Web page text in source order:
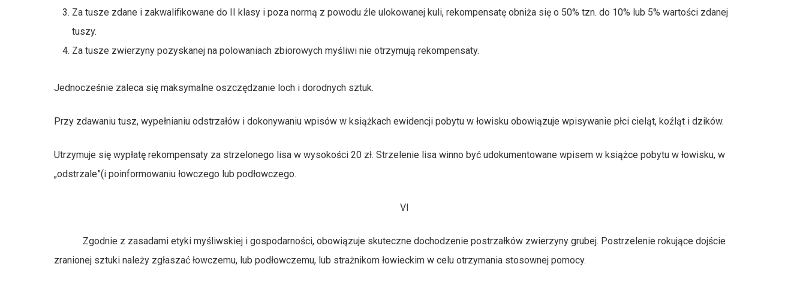
Za tusze zdane i zakwalifikowane do II klasy i poza normą z powodu źle ulokowanej kuli, rekompensatę obniża się o 50% tzn. do 10% lub 5% wartości zdanej
tuszy.
Za tusze zwierzyny pozyskanej na polowaniach zbiorowych myśliwi nie otrzymują rekompensaty.
Jednocześnie zaleca się maksymalne oszczędzanie loch i dorodnych sztuk.
Przy zdawaniu tusz, wypełnianiu ­odstrzałów i dokonywaniu wpisów w książkach ewidencji pobytu w łowisku obowiązuje wpisywanie płci cieląt, koźląt i dzików.
Utrzymuje się wypłatę rekompensaty za strzelonego lisa w wysokości 20 zł. Strzelenie lisa winno być udokumentowane wpisem w książce pobytu w łowisku, w
„odstrzale”(i poinformowaniu łowczego lub podłowczego.
VI
Zgodnie z zasadami etyki myśliwskiej i gospodarności, obowiązuje skuteczne dochodzenie postrzałków zwierzyny grubej. Postrzelenie rokujące dojście
zranionej sztuki należy zgłaszać łowczemu, lub podłowczemu, lub strażnikom łowieckim w celu otrzymania stosownej pomocy.